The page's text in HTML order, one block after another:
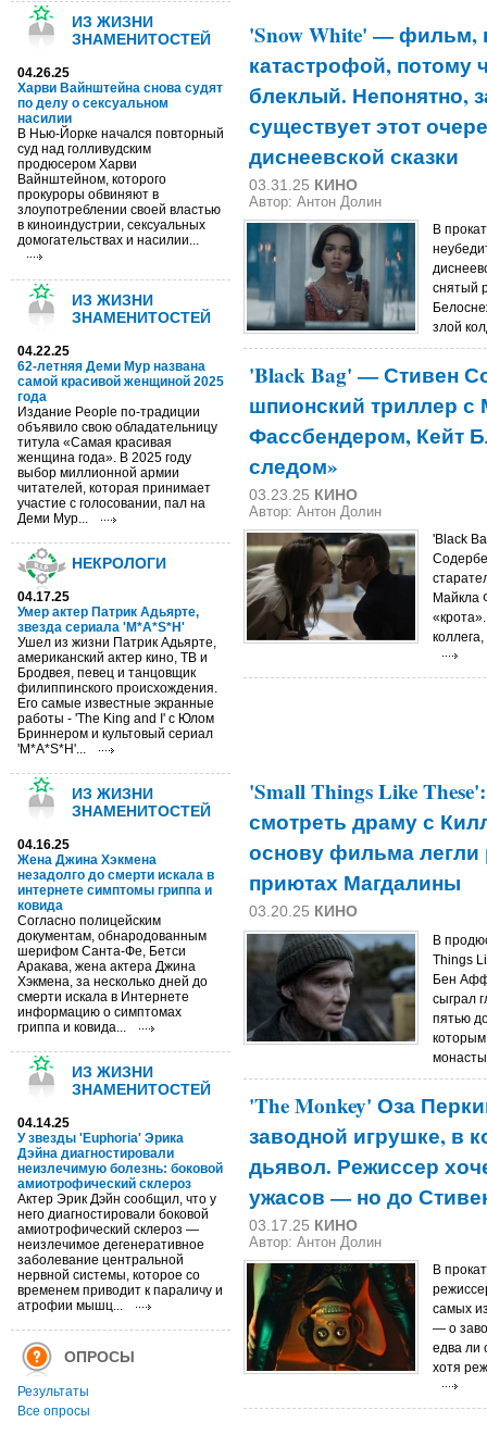
ИЗ ЖИЗНИ
ЗНАМЕНИТОСТЕЙ
04.26.25
Харви Вайнштейна снова судят
по делу о сексуальном
насилии
В Нью-Йорке начался повторный
суд над голливудским
продюсером Харви
Вайнштейном, которого
прокуроры обвиняют в
злоупотреблении своей властью
в киноиндустрии, сексуальных
домогательствах и насилии...
ИЗ ЖИЗНИ
ЗНАМЕНИТОСТЕЙ
04.22.25
62-летняя Деми Мур названа
самой красивой женщиной 2025
года
Издание People по-традиции
объявило свою обладательницу
титула «Самая красивая
женщина года». В 2025 году
выбор миллионной армии
читателей, которая принимает
участие с голосовании, пал на
Деми Мур...
НЕКРОЛОГИ
04.17.25
Умер актер Патрик Адьярте,
звезда сериала 'M*A*S*H'
Ушел из жизни Патрик Адьярте,
американский актер кино, ТВ и
Бродвея, певец и танцовщик
филиппинского происхождения.
Его самые известные экранные
работы - 'The King and I' с Юлом
Бриннером и культовый сериал
'M*A*S*H'...
ИЗ ЖИЗНИ
ЗНАМЕНИТОСТЕЙ
04.16.25
Жена Джина Хэкмена
незадолго до смерти искала в
интернете симптомы гриппа и
ковида
Согласно полицейским
документам, обнародованным
шерифом Санта-Фе, Бетси
Аракава, жена актера Джина
Хэкмена, за несколько дней до
смерти искала в Интернете
информацию о симптомах
гриппа и ковида...
ИЗ ЖИЗНИ
ЗНАМЕНИТОСТЕЙ
04.14.25
У звезды 'Euphoria' Эрика
Дэйна диагностировали
неизлечимую болезнь: боковой
амиотрофический склероз
Актер Эрик Дэйн сообщил, что у
него диагностировали боковой
амиотрофический склероз —
неизлечимое дегенеративное
заболевание центральной
нервной системы, которое со
временем приводит к параличу и
атрофии мышц...
ОПРОСЫ
Результаты
Все опросы
'Snow White' — фильм,
катастрофой, потому
блеклый. Непонятно,
существует этот
диснеевской сказки
03.31.25 КИНО
Автор: Антон Долин
В
снятый
злой
'Black Bag' — Стивен
шпионский триллер с
Фассбендером, Кейт
следом»
03.23.25 КИНО
Автор: Антон Долин
'Black
Майкла
'Small Things Like
смотреть драму с
основу фильма
приютах Магдалины
03.20.25 КИНО
В
Things
Бен
сыграл
пятью
которым
'The Monkey' Оза
заводной игрушке, в
дьявол. Режиссер
ужасов — но до
03.17.25 КИНО
Автор: Антон Долин
В
самых
— о
едва ли
хотя